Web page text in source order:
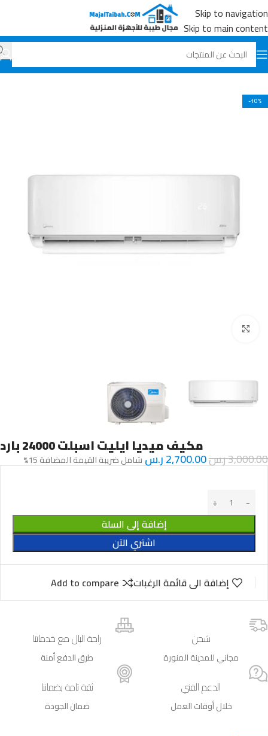
Skip to navigation
Skip to main content
المكيفات
-10%
مكيف ميديا ايليت اسبلت 24000 بارد
3,000.00ر.س2,700.00ر.س شامل ضريبة القيمة المضافة 15%
إضافة إلى السلة
اشتري الآن
إضافة الى قائمة الرغبات Add to compare
شحن
مجاني للمدينة المنورة
راحة البال مع خدماتنا
طرق الدفع أمنة
الدعم الفني
خلال أوقات العمل
ثقة تامة بضماننا
ضمان الجودة